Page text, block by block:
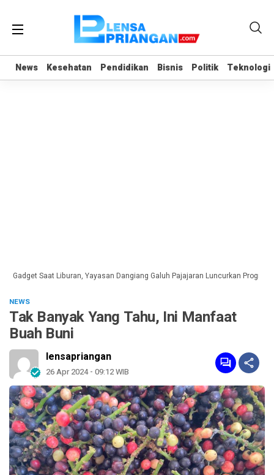
News Kesehatan Pendidikan Bisnis Politik Teknologi
News Kesehatan Pendidikan Bisnis Politik Teknologi
Gadget Saat Liburan, Yayasan Dangiang Galuh Pajajaran Luncurkan Program
NEWS
Tak Banyak Yang Tahu, Ini Manfaat
Buah Buni
lensapriangan
26 Apr 2024 - 09:12 WIB